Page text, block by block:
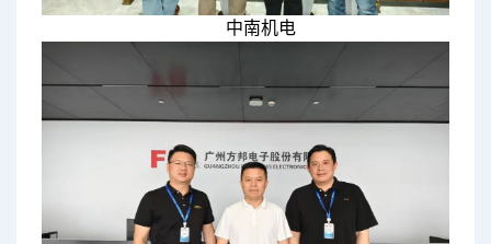
中南机电